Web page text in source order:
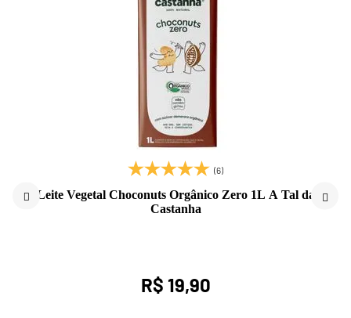
(6)
Leite Vegetal Choconuts Orgânico Zero 1L A Tal da
Castanha
R$ 19,90